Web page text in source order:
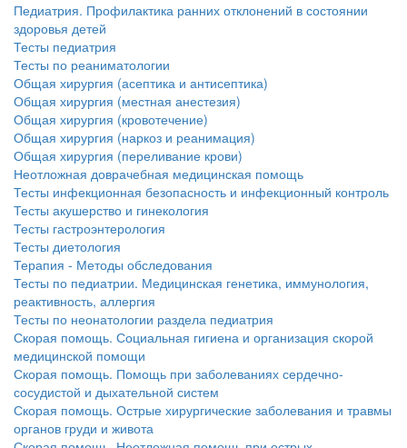
Педиатрия. Профилактика ранних отклонений в состоянии
здоровья детей
Тесты педиатрия
Тесты по реаниматологии
Общая хирургия (асептика и антисептика)
Общая хирургия (местная анестезия)
Общая хирургия (кровотечение)
Общая хирургия (наркоз и реанимация)
Общая хирургия (переливание крови)
Неотложная доврачебная медицинская помощь
Тесты инфекционная безопасность и инфекционный контроль
Тесты акушерство и гинекология
Тесты гастроэнтерология
Тесты диетология
Терапия - Методы обследования
Тесты по педиатрии. Медицинская генетика, иммунология,
реактивность, аллергия
Тесты по неонатологии раздела педиатрия
Скорая помощь. Социальная гигиена и организация скорой
медицинской помощи
Скорая помощь. Помощь при заболеваниях сердечно-
сосудистой и дыхательной систем
Скорая помощь. Острые хирургические заболевания и травмы
органов груди и живота